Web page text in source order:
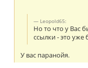
Leopold65:
Но то что у Вас
ссылки - это уже
У вас паранойя.